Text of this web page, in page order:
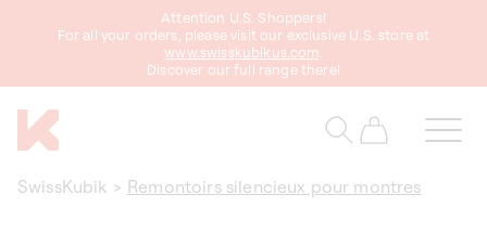
Attention U.S. Shoppers!
For all your orders, please visit our exclusive U.S. store at
www.swisskubikus.com
Discover our full range there!
Panier
SwissKubik > Remontoirs silencieux pour montres